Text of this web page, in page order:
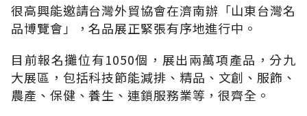
很高興能邀請台灣外貿協會在濟南辦「山東台灣名
品博覽會」，名品展正緊張有序地進行中。
目前報名攤位有1050個，展出兩萬項產品，分九
大展區，包括科技節能減排、精品、文創、服飾、
農產、保健、養生、連鎖服務業等，很齊全。